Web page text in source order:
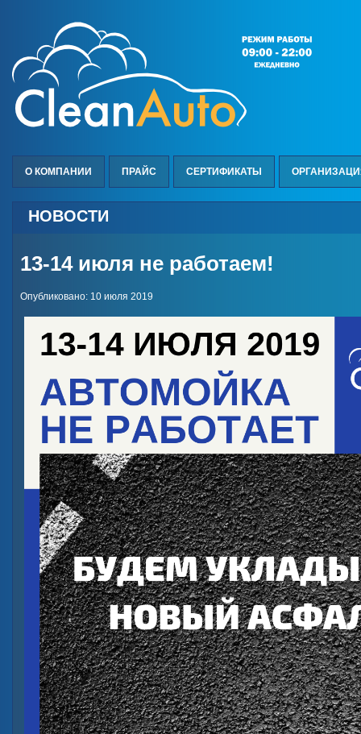
О КОМПАНИИ ПРАЙС СЕРТИФИКАТЫ
НОВОСТИ
13-14 июля не работаем!
Опубликовано: 10 июля 2019